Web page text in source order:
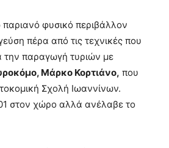
φυσικό περιβάλλον
πέρα από τις τεχνικές που
την παραγωγή τυριών με
Μάρκο Κορτιάνο, που
Σχολή Ιωαννίνων.
στον χώρο αλλά ανέλαβε το